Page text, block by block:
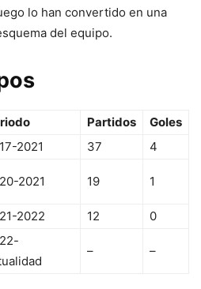
lo han convertido en una
del equipo.
Partidos
Goles
2021 37
4
2021 19 1
2022 12 0
– –